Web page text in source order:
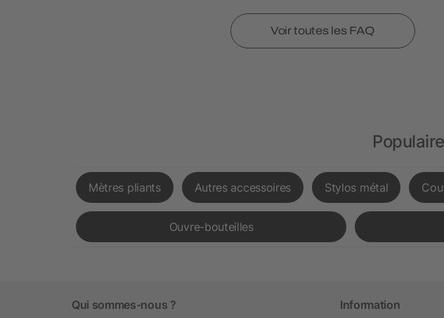
Voir toutes les FAQ
Mètres pliants Autres accessoires Stylos métal
Ouvre-bouteilles
Qui sommes-nous ? Information